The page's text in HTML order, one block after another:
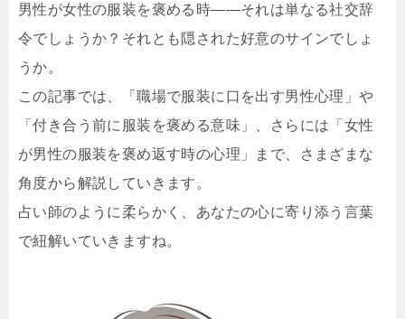
男性が女性の服装を褒める時――それは単なる社交辞
令でしょうか？それとも隠された好意のサインでしょ
うか。
この記事では、「職場で服装に口を出す男性心理」や
「付き合う前に服装を褒める意味」、さらには「女性
が男性の服装を褒め返す時の心理」まで、さまざまな
角度から解説していきます。
占い師のように柔らかく、あなたの心に寄り添う言葉
で紐解いていきますね。